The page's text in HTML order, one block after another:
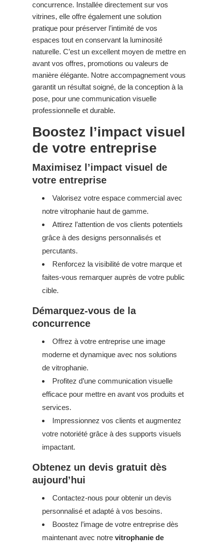
concurrence. Installée directement sur vos
vitrines, elle offre également une solution
pratique pour préserver l’intimité de vos
espaces tout en conservant la luminosité
naturelle. C’est un excellent moyen de mettre en
avant vos offres, promotions ou valeurs de
manière élégante. Notre accompagnement vous
garantit un résultat soigné, de la conception à la
pose, pour une communication visuelle
professionnelle et durable.
Boostez l’impact visuel
de votre entreprise
Maximisez l’impact visuel de
votre entreprise
Valorisez votre espace commercial avec
notre vitrophanie haut de gamme.
Attirez l’attention de vos clients potentiels
grâce à des designs personnalisés et
percutants.
Renforcez la visibilité de votre marque et
faites-vous remarquer auprès de votre public
cible.
Démarquez-vous de la
concurrence
Offrez à votre entreprise une image
moderne et dynamique avec nos solutions
de vitrophanie.
Profitez d’une communication visuelle
efficace pour mettre en avant vos produits et
services.
Impressionnez vos clients et augmentez
votre notoriété grâce à des supports visuels
impactant.
Obtenez un devis gratuit dès
aujourd’hui
Contactez-nous pour obtenir un devis
personnalisé et adapté à vos besoins.
Boostez l’image de votre entreprise dès
maintenant avec notrevitrophanie de